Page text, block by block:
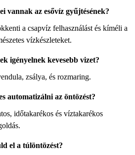
vannak az esővíz gyűjtésének?
a csapvíz felhasználást és kíméli a
vízkészleteket.
igényelnek kevesebb vizet?
zsálya, és rozmaring.
automatizálni az öntözést?
időtakarékos és víztakarékos
el a túlöntözést?